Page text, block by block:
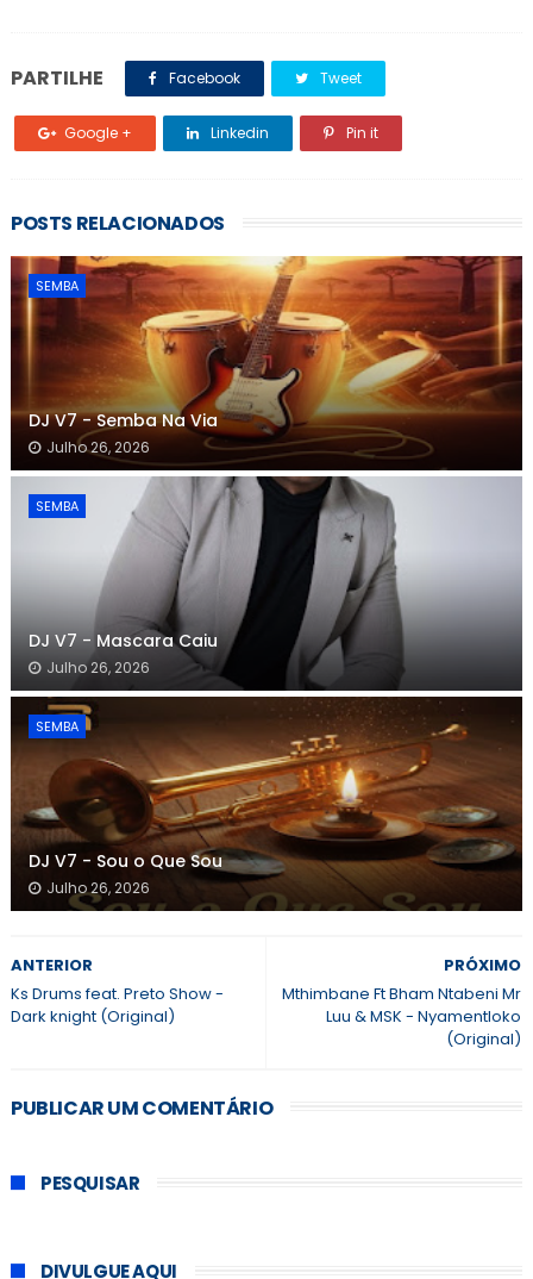
PARTILHE Facebook Tweet
Google + Linkedin Pin it
POSTS RELACIONADOS
SEMBA
DJ V7 - Semba Na Via
Julho 26, 2026
SEMBA
DJ V7 - Mascara Caiu
Julho 26, 2026
SEMBA
DJ V7 - Sou o Que Sou
Julho 26, 2026
PRÓXIMO
Mthimbane Ft Bham Ntabeni Mr
Luu & MSK - Nyamentloko
(Original)
ANTERIOR
Ks Drums feat. Preto Show -
Dark knight (Original)
PUBLICAR UM COMENTÁRIO
PESQUISAR
DIVULGUE AQUI